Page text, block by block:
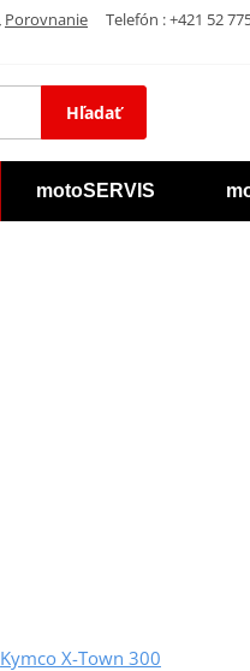
Porovnanie
Telefón : +421 52
Hľadať
motoSERVIS
Kymco X-Town 300